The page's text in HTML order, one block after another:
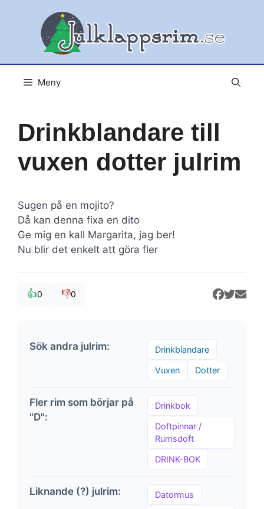
Meny
Drinkblandare till
vuxen dotter julrim
Sugen på en mojito?
Då kan denna fixa en dito
Ge mig en kall Margarita, jag ber!
Nu blir det enkelt att göra fler
👍0 👎0
Sök andra julrim: Drinkblandare
Vuxen Dotter
Fler rim som börjar på
"D":
Drinkbok
Doftpinnar /
Rumsdoft
DRINK-BOK
Liknande (?) julrim: Datormus